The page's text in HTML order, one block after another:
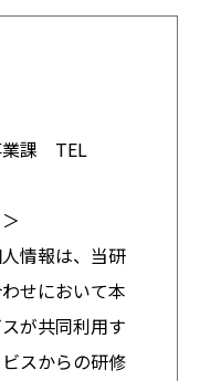
業課 TEL
情報は、当研
せにおいて本
が共同利用す
スからの研修